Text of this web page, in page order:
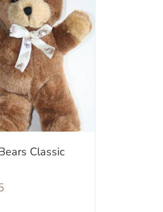
Classic